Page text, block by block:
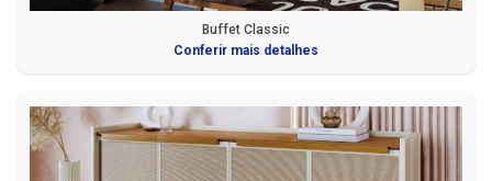
Buffet Classic
Conferir mais detalhes